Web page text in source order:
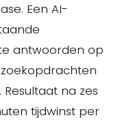
Een AI-
antwoorden op
na zes
tijdwinst per